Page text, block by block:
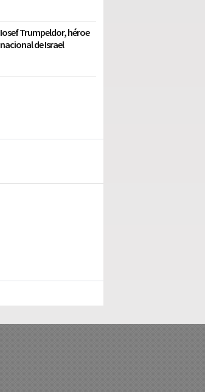
Iosef Trumpeldor, héroe
nacional de Israel